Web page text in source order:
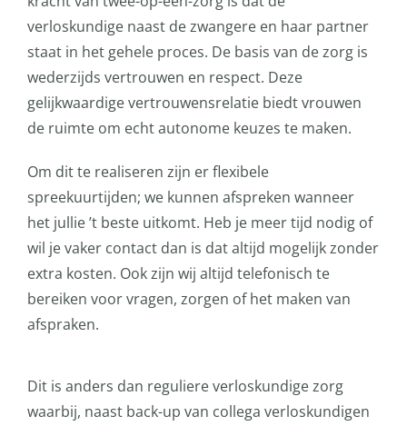
verloskundige naast de zwangere en haar partner
staat in het gehele proces. De basis van de zorg is
wederzijds vertrouwen en respect. Deze
gelijkwaardige vertrouwensrelatie biedt vrouwen
de ruimte om echt autonome keuzes te maken.
Om dit te realiseren zijn er flexibele
spreekuurtijden; we kunnen afspreken wanneer
het jullie ’t beste uitkomt. Heb je meer tijd nodig of
wil je vaker contact dan is dat altijd mogelijk zonder
extra kosten. Ook zijn wij altijd telefonisch te
bereiken voor vragen, zorgen of het maken van
afspraken.
Dit is anders dan reguliere verloskundige zorg
waarbij, naast back-up van collega verloskundigen